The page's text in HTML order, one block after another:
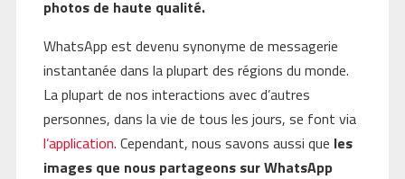
photos de haute qualité.
WhatsApp est devenu synonyme de messagerie
instantanée dans la plupart des régions du monde.
La plupart de nos interactions avec d’autres
personnes, dans la vie de tous les jours, se font via
l’application. Cependant, nous savons aussi que les
images que nous partageons sur WhatsApp